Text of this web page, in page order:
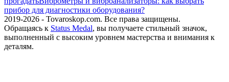
прибор для диагностики оборудования?
2019-2026 - Tovaroskop.com. Все права защищены.
Обращаясь к Status Medal, вы получаете стильный значок,
выполненный с высоким уровнем мастерства и внимания к
деталям.